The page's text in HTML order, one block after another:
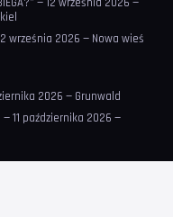
— 12 września 2026 —
września 2026 — Nowa wieś
2026 — Grunwald
11 października 2026 —